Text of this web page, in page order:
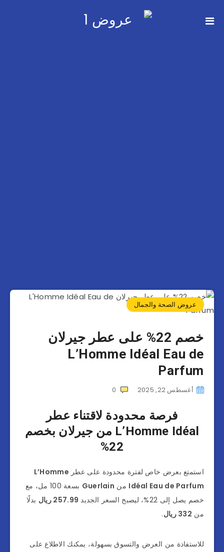
عروض الصحة والجمال
خصم 22% على عطر جيرلان
L’Homme Idéal Eau de
Parfum
أغسطس 22, 2025 0
فرصة محدودة لاقتناء عطر
L’Homme Idéal من جيرلان بخصم
22%
استمتع بعرض خاص لفترة محدودة على عطر L’Homme
Idéal Eau de Parfum من Guerlain
بسعة 100 مل، مع
خصم يصل إلى 22%، ليصبح السعر الجديد
257.99 ريال
بدلًا
من 332 ريال .
للاستفادة من العرض والتسوق بسهولة، يمكنك الاطلاع على